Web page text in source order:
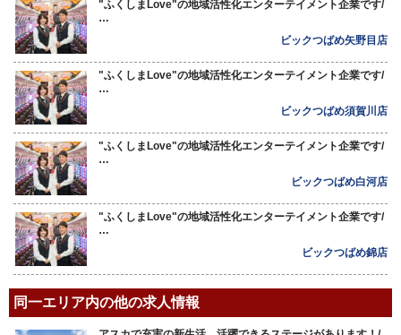
"ふくしまLove"の地域活性化エンターテイメント企業です/
…
ビックつばめ矢野目店
"ふくしまLove"の地域活性化エンターテイメント企業です/
…
ビックつばめ須賀川店
"ふくしまLove"の地域活性化エンターテイメント企業です/
…
ビックつばめ白河店
"ふくしまLove"の地域活性化エンターテイメント企業です/
…
ビックつばめ錦店
同一エリア内の他の求人情報